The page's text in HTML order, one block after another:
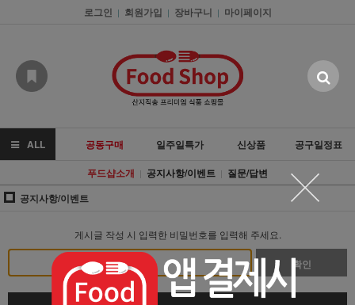
로그인 | 회원가입 | 장바구니 | 마이페이지
ALL 공동구매 일주일특가 신상품
공구일정표
푸드샵소개 | 공지사항/이벤트 | 질문/답변
공지사항/이벤트
게시글 작성 시 입력한 비밀번호를 입력해 주세요.
확인